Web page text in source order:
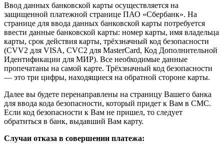
Ввод данных банковской карты осуществляется на
защищенной платежной странице ПАО «Сбербанк». На
странице для ввода данных банковской карты потребуется
ввести данные банковской карты: номер карты, имя владельца
карты, срок действия карты, трёхзначный код безопасности
(CVV2 для VISA, CVC2 для MasterCard, Код Дополнительной
Идентификации для МИР). Все необходимые данные
пропечатаны на самой карте. Трёхзначный код безопасности
— это три цифры, находящиеся на обратной стороне карты.
Далее вы будете перенаправлены на страницу Вашего банка
для ввода кода безопасности, который придет к Вам в СМС.
Если код безопасности к Вам не пришел, то следует
обратиться в банк, выдавший Вам карту.
Случаи отказа в совершении платежа: